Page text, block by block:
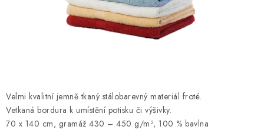
MONTÁŽNÍ A STAVEBNÍ CHEMIE
Obchodní podmínky
GDPR
Velmi kvalitní jemně tkaný stálobarevný materiál froté.
Vetkaná bordura k umístění potisku či výšivky.
70 x 140 cm, gramáž 430 – 450 g/m², 100 % bavlna